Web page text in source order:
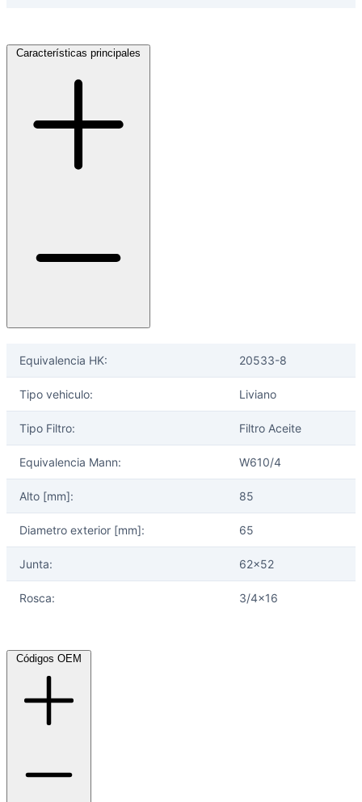
Características principales
Equivalencia HK: 20533-8
Tipo vehiculo: Liviano
Tipo Filtro: Filtro Aceite
Equivalencia Mann: W610/4
Alto [mm]: 85
Diametro exterior [mm]: 65
Junta: 62x52
Rosca: 3/4x16
Códigos OEM